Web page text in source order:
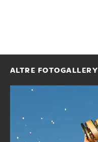
ALTRE FOTOGALLERY